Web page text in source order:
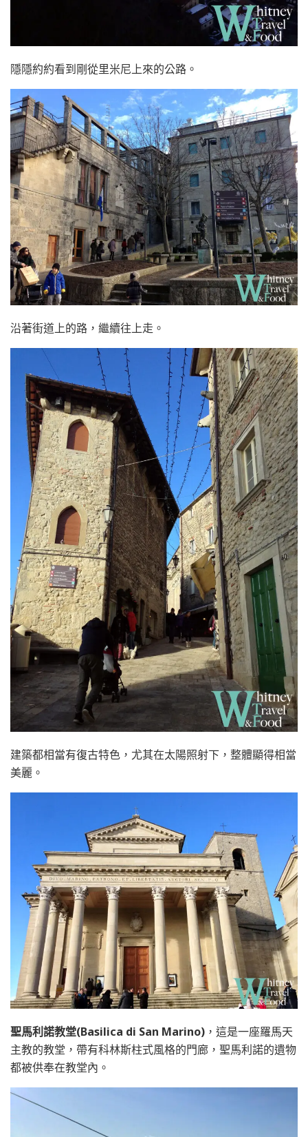
隱隱約約看到剛從里米尼上來的公路。
沿著街道上的路，繼續往上走。
建築都相當有復古特色，尤其在太陽照射下，整體顯得相當
美麗。
聖馬利諾教堂(Basilica di San Marino) ，這是一座羅馬天
主教的教堂，帶有科林斯柱式風格的門廊，聖馬利諾的遺物
都被供奉在教堂內。